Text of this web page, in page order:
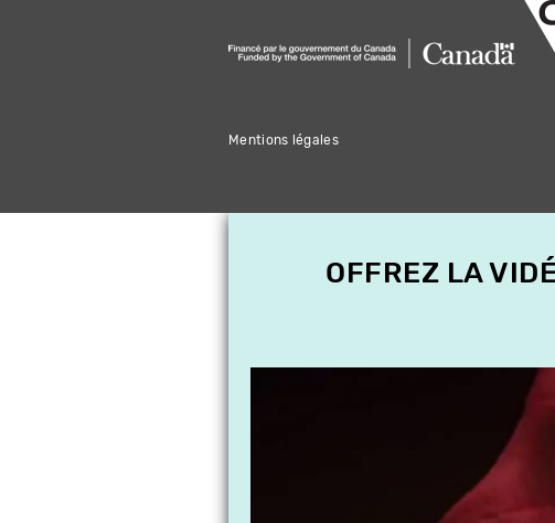
Mentions légales
OFFREZ LA